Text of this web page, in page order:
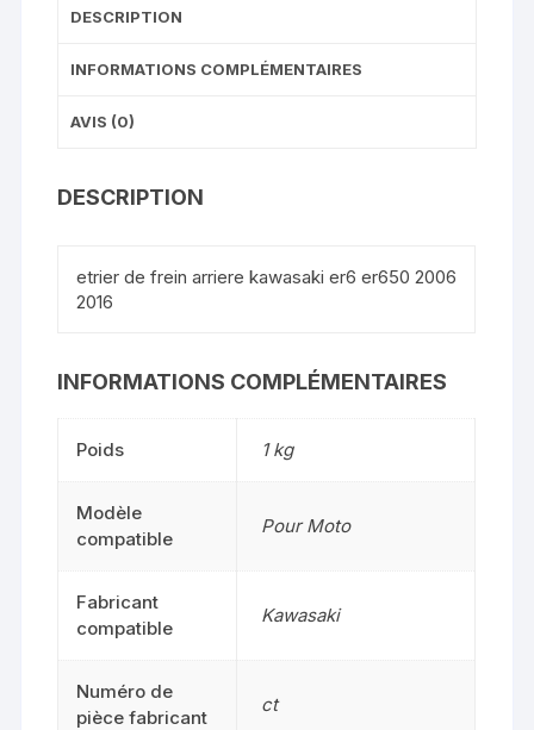
DESCRIPTION
INFORMATIONS COMPLÉMENTAIRES
AVIS (0)
DESCRIPTION
etrier de frein arriere kawasaki er6 er650 2006
2016
INFORMATIONS COMPLÉMENTAIRES
Poids 1 kg
Modèle
compatible
Pour Moto
Fabricant
compatible
Kawasaki
Numéro de
pièce fabricant
ct